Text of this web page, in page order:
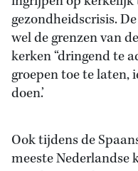
gezondheidscrisis.
wel de grenzen van
kerken “dringend te
groepen toe te laten,
doen.’
Ook tijdens de
meeste Nederlandse